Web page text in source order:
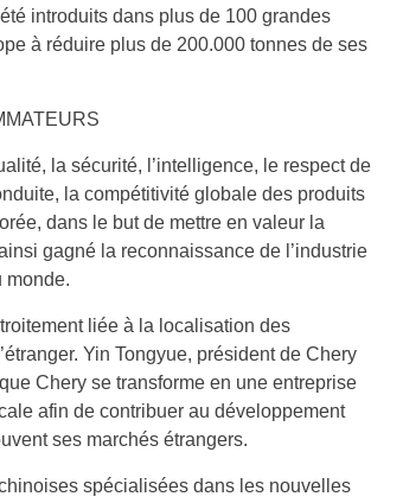
introduits dans plus de 100 grandes
à réduire plus de 200.000 tonnes de ses
la sécurité, l’intelligence, le respect de
la compétitivité globale des produits
dans le but de mettre en valeur la
gagné la reconnaissance de l’industrie
monde.
liée à la localisation des
Yin Tongyue, président de Chery
Chery se transforme en une entreprise
afin de contribuer au développement
ses marchés étrangers.
spécialisées dans les nouvelles